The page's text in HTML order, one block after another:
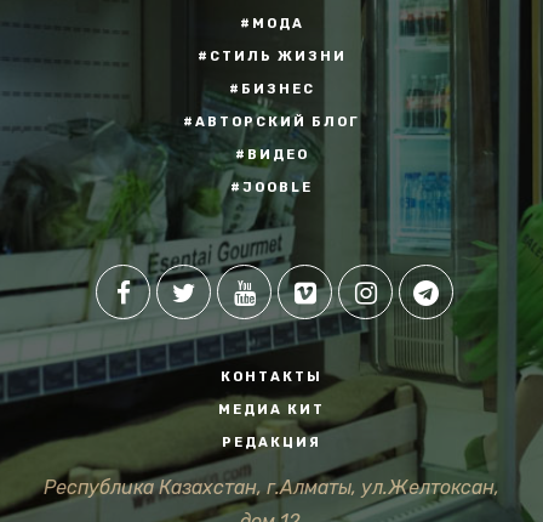
#МОДА
#СТИЛЬ ЖИЗНИ
#БИЗНЕС
#АВТОРСКИЙ БЛОГ
#ВИДЕО
#JOOBLE
КОНТАКТЫ
МЕДИА КИТ
РЕДАКЦИЯ
Республика Казахстан, г.Алматы, ул.Желтоксан,